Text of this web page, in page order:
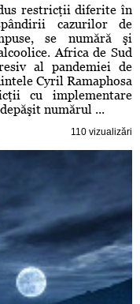
restricţii diferite în
cazurilor de
se numără şi
Africa de Sud
al pandemiei de
Cyril Ramaphosa
cu implementare
numărul ...
110 vizualizări